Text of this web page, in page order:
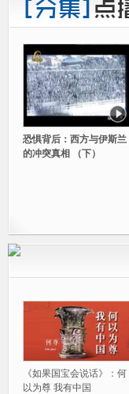
恐惧背后：西方与伊斯兰
的冲突真相 （下）
《如果国宝会说话》：何
以为尊 我有中国